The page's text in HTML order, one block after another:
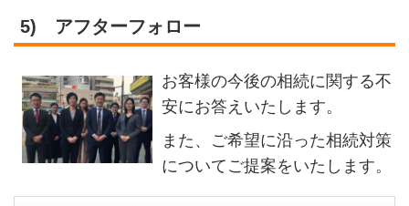
5) アフターフォロー
お客様の今後の相続に関する不
安にお答えいたします。
また、ご希望に沿った相続対策
についてご提案をいたします。